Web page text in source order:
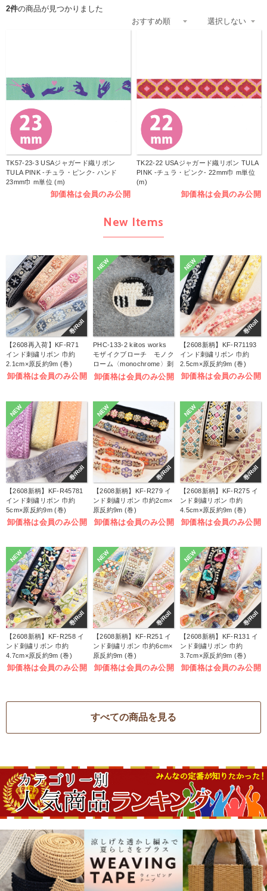
2件の商品が見つかりました
TK57-23-3 USAジャガード織リボン
TULA PINK -チュラ・ピンク- ハンド
23mm巾 m単位 (m)
卸価格は会員のみ公開
TK22-22 USAジャガード織リボン TULA
PINK -チュラ・ピンク- 22mm巾 m単位
(m)
卸価格は会員のみ公開
New Items
巻/Roll
【2608再入荷】KF-R71
インド刺繍リボン 巾約
2.1cm×原反約9m (巻)
卸価格は会員のみ公開
NEW
PHC-133-2 kiitos works
モザイクブローチ モノク
ローム〈monochrome〉刺
しゅうキット (袋)
卸価格は会員のみ公開
巻/Roll
NEW
【2608新柄】KF-R71193
インド刺繍リボン 巾約
2.5cm×原反約9m (巻)
卸価格は会員のみ公開
NEW
巻/Roll
【2608新柄】KF-R45781
インド刺繍リボン 巾約
5cm×原反約9m (巻)
卸価格は会員のみ公開
巻/Roll
NEW
【2608新柄】KF-R279 イ
ンド刺繍リボン 巾約2cm×
原反約9m (巻)
卸価格は会員のみ公開
巻/Roll
NEW
【2608新柄】KF-R275 イ
ンド刺繍リボン 巾約
4.5cm×原反約9m (巻)
卸価格は会員のみ公開
NEW
巻/Roll
【2608新柄】KF-R258 イ
ンド刺繍リボン 巾約
4.7cm×原反約9m (巻)
卸価格は会員のみ公開
NEW
巻/Roll
【2608新柄】KF-R251 イ
ンド刺繍リボン 巾約6cm×
原反約9m (巻)
卸価格は会員のみ公開
NEW
巻/Roll
【2608新柄】KF-R131 イ
ンド刺繍リボン 巾約
3.7cm×原反約9m (巻)
卸価格は会員のみ公開
すべての商品を見る